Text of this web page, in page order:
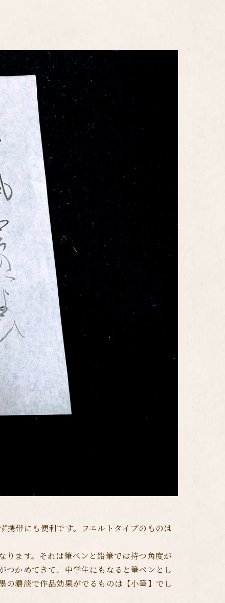
携帯にも便利です。フエルトタイプのものは
ます。それは筆ペンと鉛筆では持つ角度が
つかめてきて、中学生にもなると筆ペンとし
濃淡で作品効果がでるものは【小筆】でし